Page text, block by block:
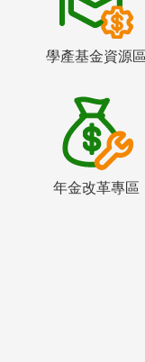
學產基金資源區
年金改革專區